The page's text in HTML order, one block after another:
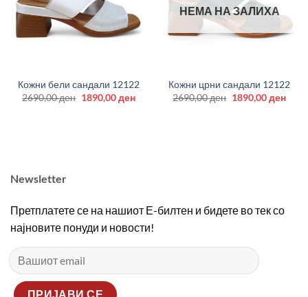
Кожни бели сандали 12122
2690,00ден Original
1890,00денCurrent
НЕМА НА ЗАЛИХА
Кожни црни сандали 12122
2690,00ден Original
1890,00ден
Newsletter
Претплатете се на нашиот Е-билтен и бидете во тек со
најновите понуди и новости!